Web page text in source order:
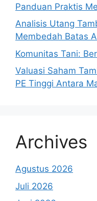
Panduan Praktis
Analisis Utang
Membedah Batas
Komunitas Tani:
Valuasi Saham
PE Tinggi Antara
Archives
Agustus 2026
Juli 2026